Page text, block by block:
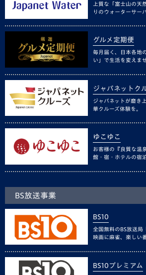
上質な「富士山の天
りのウォーターサー
グルメ定期便
毎月届く、日本各地
い」で生活を変えま
ジャパネットク
ジャパネットが磨き
華クルーズ体験を。
ゆこゆこ
お客様の『良質な温
館・宿・ホテルの宿
BS放送事業
BS10
全国無料のBS放送局
映画に麻雀、楽しい
BS10プレミアム